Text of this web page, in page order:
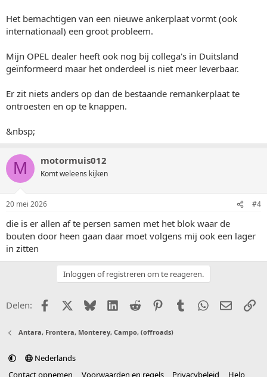
Het bemachtigen van een nieuwe ankerplaat vormt (ook
internationaal) een groot probleem.
Mijn OPEL dealer heeft ook nog bij collega's in Duitsland
geïnformeerd maar het onderdeel is niet meer leverbaar.
Er zit niets anders op dan de bestaande remankerplaat te
ontroesten en op te knappen.
&nbsp;
M motormuis012
Komt weleens kijken
20 mei 2026 #4
die is er allen af te persen samen met het blok waar de
bouten door heen gaan daar moet volgens mij ook een lager
in zitten
Inloggen of registreren om te reageren.
Delen: FacebookX (Twitter)
BlueskyLinkedIn
Reddit PinterestTumblr WhatsApp
E-mail
Antara, Frontera, Monterey, Campo, (offroads)
Nederlands
Contact opnemen
Voorwaarden en regels Privacybeleid Help